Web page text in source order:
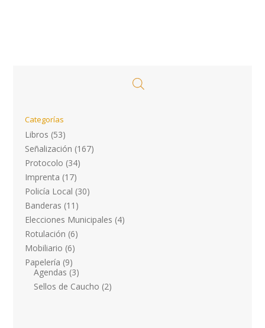
Categorías
Libros (53)
Señalización (167)
Protocolo (34)
Imprenta (17)
Policía Local (30)
Banderas (11)
Elecciones Municipales (4)
Rotulación (6)
Mobiliario (6)
Papelería (9)
Agendas (3)
Sellos de Caucho (2)